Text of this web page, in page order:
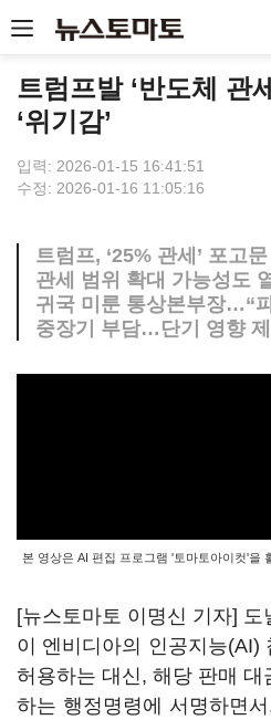
트럼프발 ‘반도체 관
‘위기감’
입력: 2026-01-15 16:41:51
수정: 2026-01-16 11:05:16
트럼프, ‘25% 관세’ 포고
관세 범위 확대 가능성도
귀국 미룬 통상본부장…“
중장기 부담…단기 영향 제
본 영상은 AI 편집 프로그램 '토마토아이컷'을
[뉴스토마토 이명신 기자]
이 엔비디아의 인공지능(AI)
허용하는 대신, 해당 판매
하는 행정명령에 서명하면